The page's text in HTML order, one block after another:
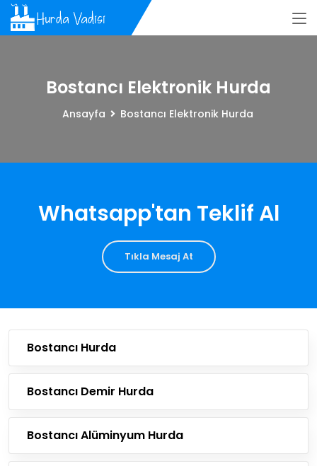
Bostancı Elektronik Hurda
Ansayfa Bostancı Elektronik Hurda
Whatsapp'tan Teklif Al
Tıkla Mesaj At
Bostancı Hurda
Bostancı Demir Hurda
Bostancı Alüminyum Hurda